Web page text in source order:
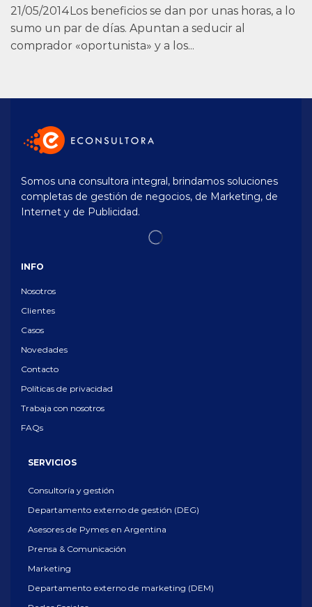
21/05/2014Los beneficios se dan por unas horas, a lo
sumo un par de días. Apuntan a seducir al
comprador «oportunista» y a los...
Somos una consultora integral, brindamos soluciones
completas de gestión de negocios, de Marketing, de
Internet y de Publicidad.
INFO
Nosotros
Clientes
Casos
Novedades
Contacto
Políticas de privacidad
Trabaja con nosotros
FAQs
SERVICIOS
Consultoría y gestión
Departamento externo de gestión (DEG)
Asesores de Pymes en Argentina
Prensa & Comunicación
Marketing
Departamento externo de marketing (DEM)